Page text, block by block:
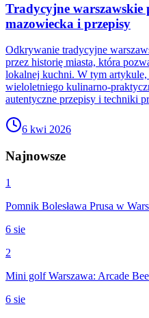
Tradycyjne
mazowiecka i przepisy
Odkrywanie tradycyjne
przez historię miasta, która
lokalnej kuchni. W tym artykule,
wieloletniego kulinarno-
autentyczne przepisy i techniki
6 kwi 2026
Najnowsze
1
Pomnik Bolesława Prusa w
6 sie
2
Mini golf Warszawa: Arcade
6 sie